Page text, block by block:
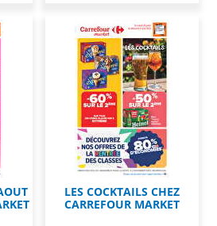
LES COCKTAILS CHEZ
CARREFOUR MARKET